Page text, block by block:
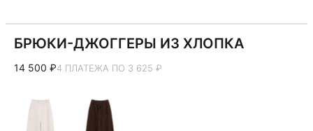
БРЮКИ-ДЖОГГЕРЫ ИЗ ХЛОПКА
14 500 ₽4 ПЛАТЕЖА ПО 3 625 ₽